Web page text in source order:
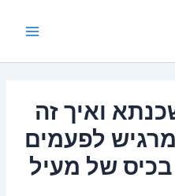
ואיך זה
לפעמים
של מעיל